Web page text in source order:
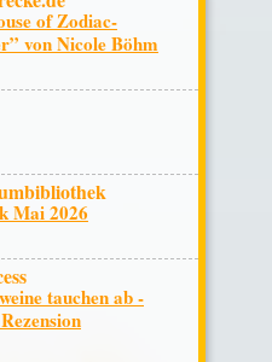
of Zodiac-
von Nicole Böhm
Mai 2026
tauchen ab -